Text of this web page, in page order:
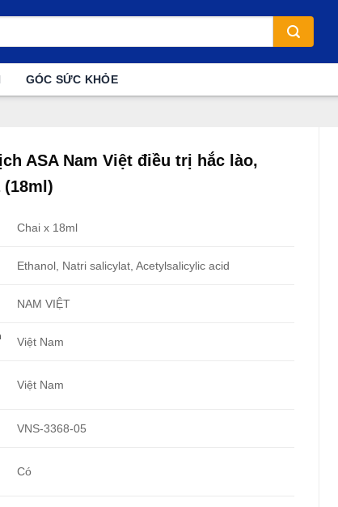
GÓC SỨC KHỎE
ASA Nam Việt điều trị hắc lào,
(18ml)
Chai x 18ml
Ethanol, Natri salicylat, Acetylsalicylic acid
NAM VIỆT
Việt Nam
Việt Nam
VNS-3368-05
Có